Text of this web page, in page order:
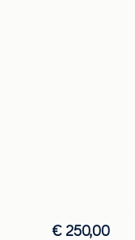
€ 250,00